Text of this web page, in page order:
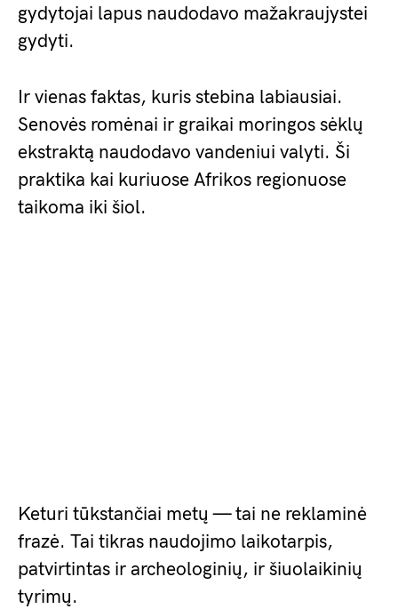
gydytojai lapus naudodavo mažakraujystei
gydyti.
Ir vienas faktas, kuris stebina labiausiai.
Senovės romėnai ir graikai moringos sėklų
ekstraktą naudodavo vandeniui valyti. Ši
praktika kai kuriuose Afrikos regionuose
taikoma iki šiol.
Keturi tūkstančiai metų — tai ne reklaminė
frazė. Tai tikras naudojimo laikotarpis,
patvirtintas ir archeologinių, ir šiuolaikinių
tyrimų.